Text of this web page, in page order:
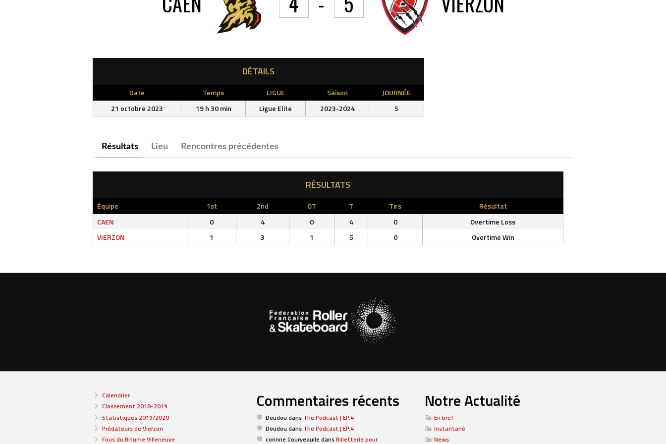
DÉTAILS
Date Temps LIGUE Saison
JOURNÉE
21 octobre 2023
19 h 30 min Ligue Elite 2023-2024 5
Résultats Lieu Rencontres précédentes
RÉSULTATS
Équipe 1st 2nd OT T Tirs
Résultat
CAEN
0 4 0 4 0
Overtime Loss
VIERZON
1 3 1 5 0 Overtime Win
Calendrier
Classement 2018-2019
Statistiques 2019/2020
Prédateurs de Vierzon
Fous du Bitume Villeneuve
Commentaires récents
Doudou dans The Podcast | EP.4
Doudou dans The Podcast | EP.4
corinne CourveaulledansBilletterie pour
Notre Actualité
En bref
Instantané
News